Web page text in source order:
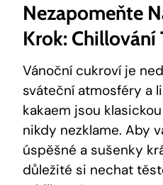
Nezapomeňte
Krok: Chillování
Vánoční cukroví je
‌sváteční atmosféry a
kakaem jsou
nikdy nezklame.⁢ Aby
úspěšné a sušenky
důležité si nechat